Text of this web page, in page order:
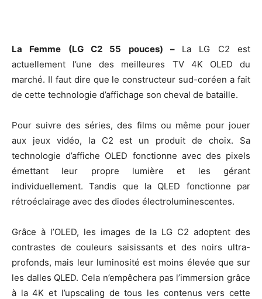
La Femme (LG C2 55 pouces) – La LG C2 est
actuellement l’une des meilleures TV 4K OLED du
marché. Il faut dire que le constructeur sud-coréen a fait
de cette technologie d’affichage son cheval de bataille.
Pour suivre des séries, des films ou même pour jouer
aux jeux vidéo, la C2 est un produit de choix. Sa
technologie d’affiche OLED fonctionne avec des pixels
émettant leur propre lumière et les gérant
individuellement. Tandis que la QLED fonctionne par
rétroéclairage avec des diodes électroluminescentes.
Grâce à l’OLED, les images de la LG C2 adoptent des
contrastes de couleurs saisissants et des noirs ultra-
profonds, mais leur luminosité est moins élevée que sur
les dalles QLED. Cela n’empêchera pas l’immersion grâce
à la 4K et l’upscaling de tous les contenus vers cette